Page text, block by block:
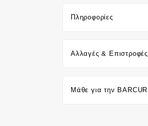
Πληροφορίες
Αλλαγές & Επιστροφές
Μάθε για την BARCUR